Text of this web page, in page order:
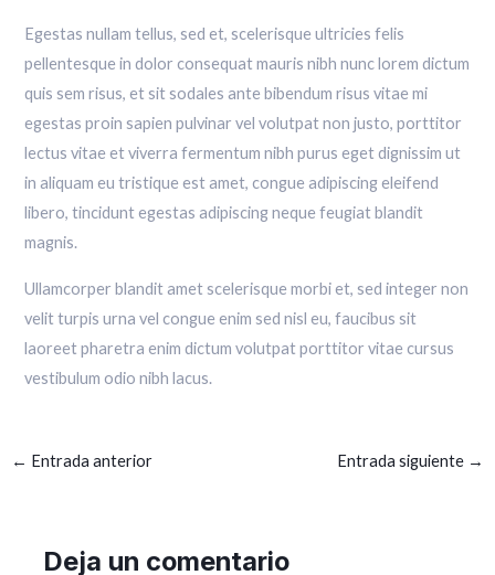
Egestas nullam tellus, sed et, scelerisque ultricies felis
pellentesque in dolor consequat mauris nibh nunc lorem dictum
quis sem risus, et sit sodales ante bibendum risus vitae mi
egestas proin sapien pulvinar vel volutpat non justo, porttitor
lectus vitae et viverra fermentum nibh purus eget dignissim ut
in aliquam eu tristique est amet, congue adipiscing eleifend
libero, tincidunt egestas adipiscing neque feugiat blandit
magnis.
Ullamcorper blandit amet scelerisque morbi et, sed integer non
velit turpis urna vel congue enim sed nisl eu, faucibus sit
laoreet pharetra enim dictum volutpat porttitor vitae cursus
vestibulum odio nibh lacus.
← Entrada anterior Entrada siguiente →
Deja un comentario